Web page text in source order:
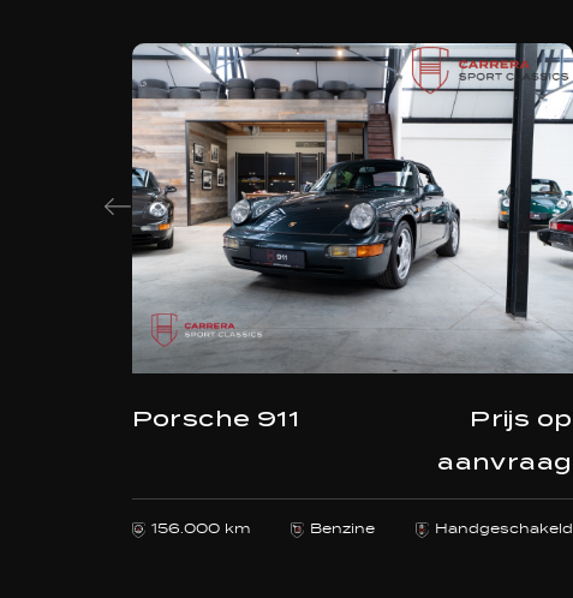
Porsche 911
Prijs op
aanvraag
156.000 km Benzine Handgeschakeld